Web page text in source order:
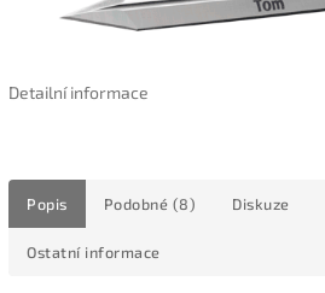
Detailní informace
Popis Podobné (8) Diskuze
Ostatní informace